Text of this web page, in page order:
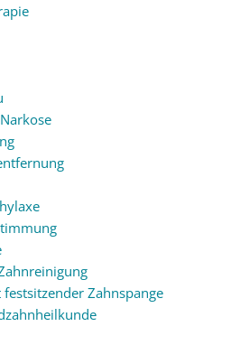
Zahnspange